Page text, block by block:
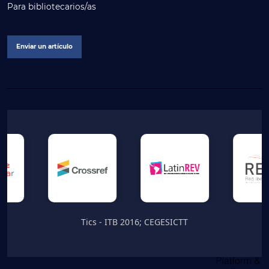
Para bibliotecarios/as
Enviar un artículo
Tics - ITB 2016; CEGESICTT